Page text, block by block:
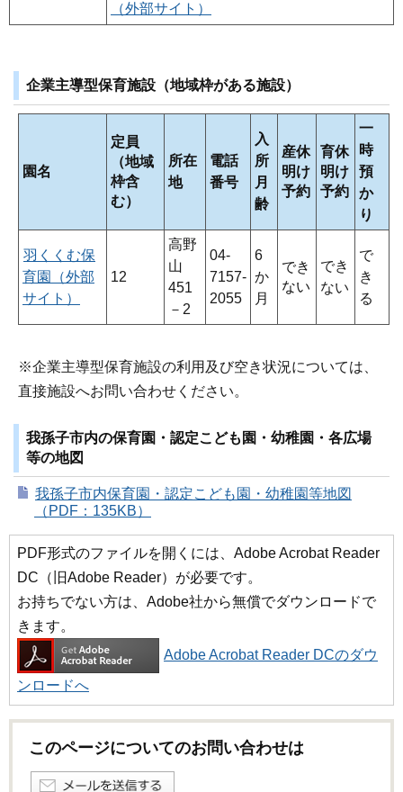
（外部サイト）
企業主導型保育施設（地域枠がある施設）
園名
定員
（地域
枠含
む）
所在
地
電話
番号
入
所
月
齢
産休
明け
予約
育休
明け
予約
一
時
預
か
り
羽くくむ保
育園（外部
サイト）
12
高野
山
451
－2
04‐
7157‐
2055
6
か
月
でき
ない
でき
ない
で
き
る
※企業主導型保育施設の利用及び空き状況については、
直接施設へお問い合わせください。
我孫子市内の保育園・認定こども園・幼稚園・各広場
等の地図
我孫子市内保育園・認定こども園・幼稚園等地図
（PDF：135KB）
PDF形式のファイルを開くには、Adobe Acrobat Reader
DC（旧Adobe Reader）が必要です。
お持ちでない方は、Adobe社から無償でダウンロードで
きます。
Adobe Acrobat Reader DCのダウ
ンロードへ
このページについてのお問い合わせは